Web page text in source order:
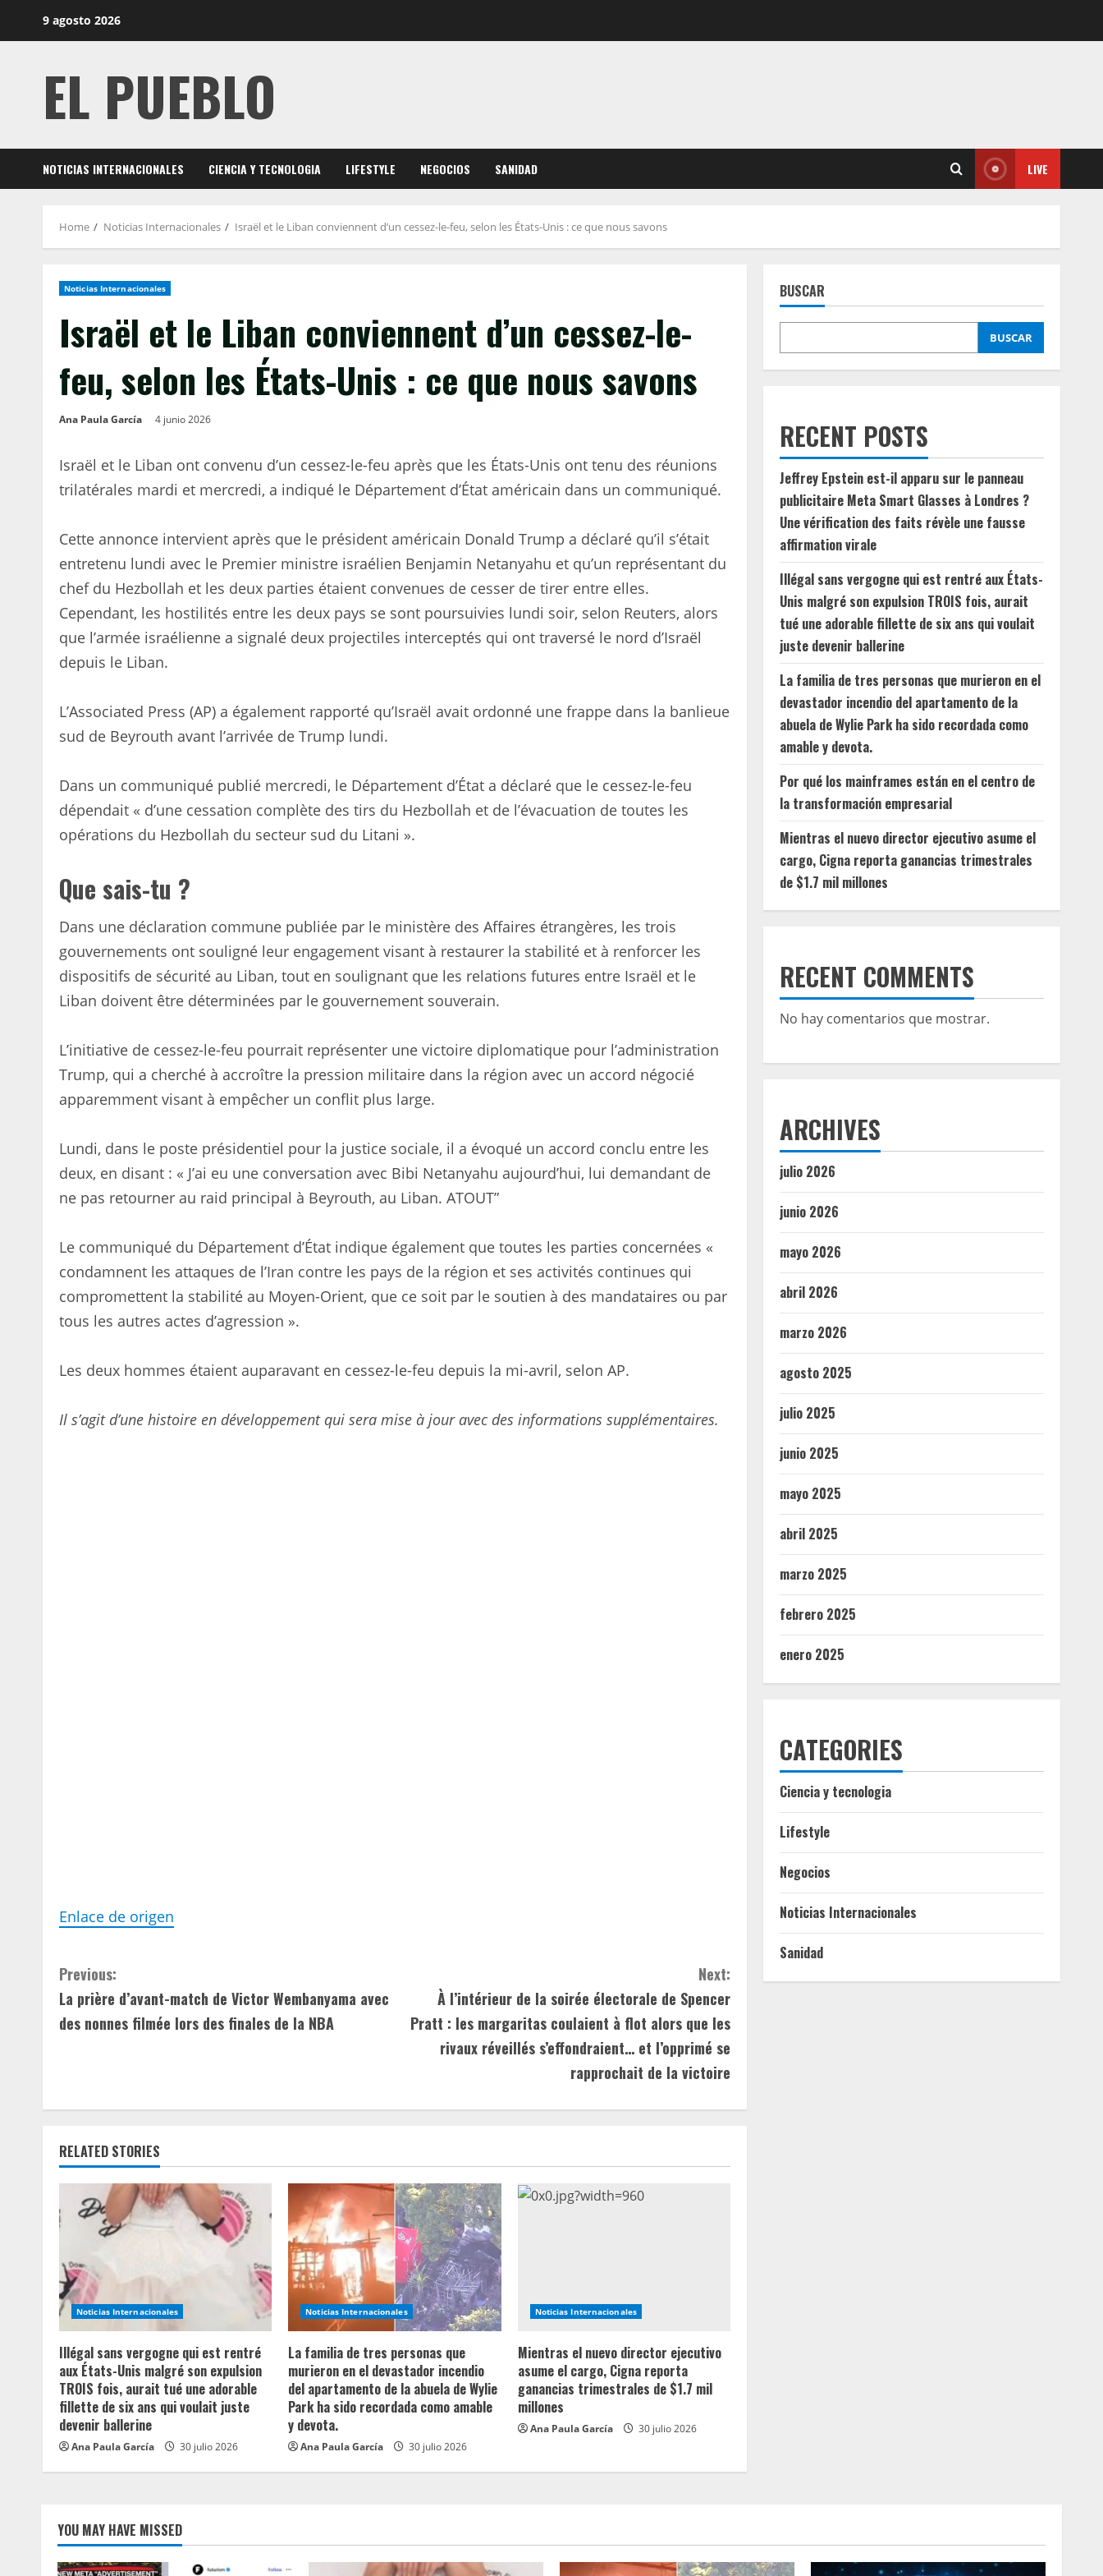
9 agosto 2026
EL PUEBLO
NOTICIAS INTERNACIONALES CIENCIA Y TECNOLOGIA LIFESTYLE NEGOCIOS SANIDAD LIVE
Home Noticias Internacionales Israël et le Liban conviennent d’un cessez-le-feu, selon les États-Unis : ce que nous savons
Noticias Internacionales
Israël et le Liban conviennent d’un cessez-le-
feu, selon les États-Unis : ce que nous savons
Ana Paula García 4 junio 2026
Israël et le Liban ont convenu d’un cessez-le-feu après que les États-Unis ont tenu des réunions
trilatérales mardi et mercredi, a indiqué le Département d’État américain dans un communiqué.
Cette annonce intervient après que le président américain Donald Trump a déclaré qu’il s’était
entretenu lundi avec le Premier ministre israélien Benjamin Netanyahu et qu’un représentant du
chef du Hezbollah et les deux parties étaient convenues de cesser de tirer entre elles.
Cependant, les hostilités entre les deux pays se sont poursuivies lundi soir, selon Reuters, alors
que l’armée israélienne a signalé deux projectiles interceptés qui ont traversé le nord d’Israël
depuis le Liban.
L’Associated Press (AP) a également rapporté qu’Israël avait ordonné une frappe dans la banlieue
sud de Beyrouth avant l’arrivée de Trump lundi.
Dans un communiqué publié mercredi, le Département d’État a déclaré que le cessez-le-feu
dépendait « d’une cessation complète des tirs du Hezbollah et de l’évacuation de toutes les
opérations du Hezbollah du secteur sud du Litani ».
Que sais-tu ?
Dans une déclaration commune publiée par le ministère des Affaires étrangères, les trois
gouvernements ont souligné leur engagement visant à restaurer la stabilité et à renforcer les
dispositifs de sécurité au Liban, tout en soulignant que les relations futures entre Israël et le
Liban doivent être déterminées par le gouvernement souverain.
L’initiative de cessez-le-feu pourrait représenter une victoire diplomatique pour l’administration
Trump, qui a cherché à accroître la pression militaire dans la région avec un accord négocié
apparemment visant à empêcher un conflit plus large.
Lundi, dans le poste présidentiel pour la justice sociale, il a évoqué un accord conclu entre les
deux, en disant : « J’ai eu une conversation avec Bibi Netanyahu aujourd’hui, lui demandant de
ne pas retourner au raid principal à Beyrouth, au Liban. ATOUT”
Le communiqué du Département d’État indique également que toutes les parties concernées «
condamnent les attaques de l’Iran contre les pays de la région et ses activités continues qui
compromettent la stabilité au Moyen-Orient, que ce soit par le soutien à des mandataires ou par
tous les autres actes d’agression ».
Les deux hommes étaient auparavant en cessez-le-feu depuis la mi-avril, selon AP.
Il s’agit d’une histoire en développement qui sera mise à jour avec des informations supplémentaires.
Enlace de origen
C
o
i
n
u
e
R
e
a
d
i
n
g
Previous:
La prière d’avant-match de Victor Wembanyama avec
des nonnes filmée lors des finales de la NBA
Next:
À l’intérieur de la soirée électorale de Spencer
Pratt : les margaritas coulaient à flot alors que les
rivaux réveillés s’effondraient… et l’opprimé se
rapprochait de la victoire
RELATED STORIES
Noticias Internacionales
Illégal sans vergogne qui est rentré
aux États-Unis malgré son expulsion
TROIS fois, aurait tué une adorable
fillette de six ans qui voulait juste
devenir ballerine
Ana Paula García 30 julio 2026
Noticias Internacionales
La familia de tres personas que
murieron en el devastador incendio
del apartamento de la abuela de Wylie
Park ha sido recordada como amable
y devota.
Ana Paula García 30 julio 2026
Noticias Internacionales
Mientras el nuevo director ejecutivo
asume el cargo, Cigna reporta
ganancias trimestrales de $1.7 mil
millones
Ana Paula García 30 julio 2026
BUSCAR
BUSCAR
RECENT POSTS
Jeffrey Epstein est-il apparu sur le panneau
publicitaire Meta Smart Glasses à Londres ?
Une vérification des faits révèle une fausse
affirmation virale
Illégal sans vergogne qui est rentré aux États-
Unis malgré son expulsion TROIS fois, aurait
tué une adorable fillette de six ans qui voulait
juste devenir ballerine
La familia de tres personas que murieron en el
devastador incendio del apartamento de la
abuela de Wylie Park ha sido recordada como
amable y devota.
Por qué los mainframes están en el centro de
la transformación empresarial
Mientras el nuevo director ejecutivo asume el
cargo, Cigna reporta ganancias trimestrales
de $1.7 mil millones
RECENT COMMENTS
No hay comentarios que mostrar.
ARCHIVES
julio 2026
junio 2026
mayo 2026
abril 2026
marzo 2026
agosto 2025
julio 2025
junio 2025
mayo 2025
abril 2025
marzo 2025
febrero 2025
enero 2025
CATEGORIES
Ciencia y tecnologia
Lifestyle
Negocios
Noticias Internacionales
Sanidad
YOU MAY HAVE MISSED